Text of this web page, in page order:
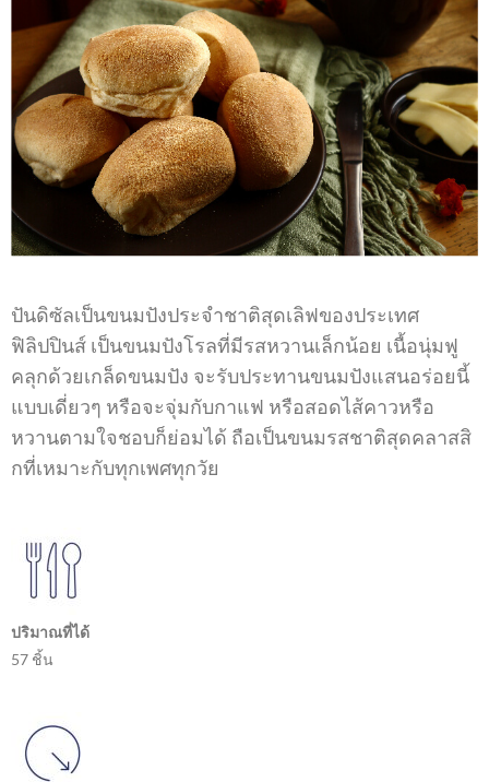
ปันดิซัลเป็นขนมปังประจำชาติสุดเลิฟของประเทศ
ฟิลิปปินส์ เป็นขนมปังโรลที่มีรสหวานเล็กน้อย เนื้อนุ่มฟู
คลุกด้วยเกล็ดขนมปัง จะรับประทานขนมปังแสนอร่อยนี้
แบบเดี่ยวๆ หรือจะจุ่มกับกาแฟ หรือสอดไส้คาวหรือ
หวานตามใจชอบก็ย่อมได้ ถือเป็นขนมรสชาติสุดคลาสสิ
กที่เหมาะกับทุกเพศทุกวัย
ปริมาณที่ได้
57 ชิ้น